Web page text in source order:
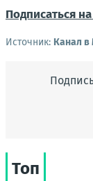
Подписаться
Источник: Канал в
Топ